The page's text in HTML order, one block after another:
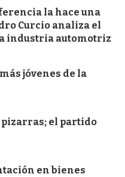
la hace una
Curcio analiza el
industria automotriz
jóvenes de la
pizarras; el partido
en bienes